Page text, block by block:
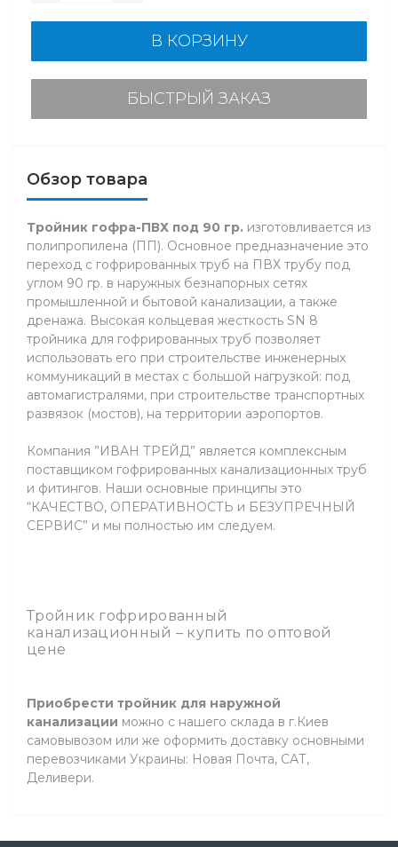
В КОРЗИНУ
БЫСТРЫЙ ЗАКАЗ
Обзор товара
Тройник гофра-ПВХ под 90 гр. изготовливается из
полипропилена (ПП). Основное предназначение это
переход с гофрированных труб на ПВХ трубу под
углом 90 гр. в наружных безнапорных сетях
промышленной и бытовой канализации, а также
дренажа. Высокая кольцевая жесткость SN 8
тройника для гофрированных труб позволяет
использовать его при строительстве инженерных
коммуникаций в местах с большой нагрузкой: под
автомагистралями, при строительстве транспортных
развязок (мостов), на территории аэропортов.
Компания ”ИВАН ТРЕЙД” является комплексным
поставщиком гофрированных канализационных труб
и фитингов. Наши основные принципы это
“КАЧЕСТВО, ОПЕРАТИВНОСТЬ и БЕЗУПРЕЧНЫЙ
СЕРВИС” и мы полностью им следуем.
Тройник гофрированный
канализационный – купить по оптовой
цене
Приобрести тройник для наружной
канализации можно с нашего склада в г.Киев
самовывозом или же оформить доставку основными
перевозчиками Украины: Новая Почта, САТ,
Деливери.